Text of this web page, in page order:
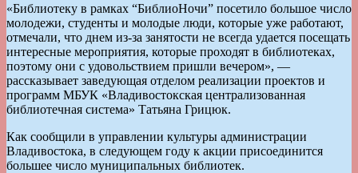
«Библиотеку в рамках “БиблиоНочи” посетило большое число
молодежи, студенты и молодые люди, которые уже работают,
отмечали, что днем из-за занятости не всегда удается посещать
интересные мероприятия, которые проходят в библиотеках,
поэтому они с удовольствием пришли вечером», —
рассказывает заведующая отделом реализации проектов и
программ МБУК «Владивостокская централизованная
библиотечная система» Татьяна Грицюк.
Как сообщили в управлении культуры администрации
Владивостока, в следующем году к акции присоединится
большее число муниципальных библиотек.